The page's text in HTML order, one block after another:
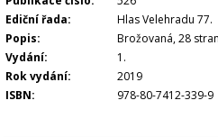
Ediční řada:
Hlas Velehradu 77.
Popis:
Brožovaná, 28
Vydání:
1.
Rok vydání:
2019
ISBN:
978-80-7412-339-9